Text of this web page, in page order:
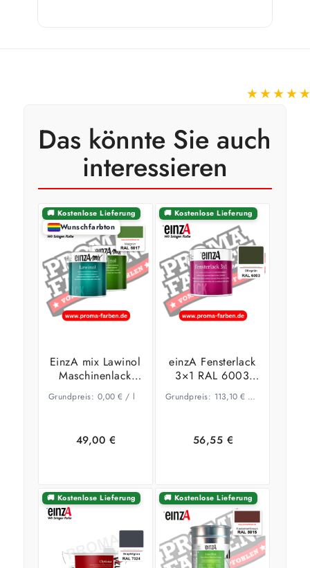
Das könnte Sie auch
interessieren
🚚 Kostenlose Lieferung
Wunschfarbton
EinzA mix Lawinol
Maschinenlack
RAL 6017 Maigrün
Grundpreis: 0,00 €/ l
49,00 €
🚚 Kostenlose Lieferung
einzA Fensterlack
3×1 RAL 6003
Olivgrün
Grundpreis: 113,10 €–
56,55 €
🚚 Kostenlose Lieferung 🚚 Kostenlose Lieferung